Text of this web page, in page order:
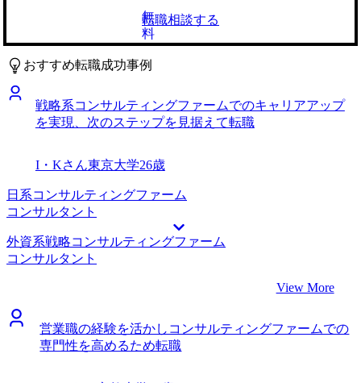
く、豊富な経験に裏打ちされたプロフェッショナルとしての
アプローチを学びたいと考えました Myvision含め2社と話し
ました。大手エージェントとも話しましたが、求人紹介いた
だいてい以降は面談はなく、あまり親身に対応してくれなか
ったためMyVisionに決めました。 自身のキャリア観の整
理・言語化から始まり、それに即したファームを提案くださ
ったことと、ファームの特徴を踏まえた丁寧な選考対策を行
ってくれたこと、の2点です そもそもの描きたいキャリアの
積めるファームの紹介、ファームの特徴を踏まえた面接対
た ・江原さんとの面談を通じて、自身が描きたいキャリ
ア、キャリアを実現でき得る会社、その会社への合格に生か
せるこれまでの経験、の3つを同時に考え、自分にとっても
納得感のある転職のストーリーをつくれたことに感謝してい
ます あるファームで転職理由を話したところ、現職の環境
とがありました。 自分の中に良い環境で育ててもらうとい
う意識があったことを自覚し、それからは、学びたい、とい
う伝え方よりも、更に高い付加価値を発揮できる人材となる
ために挑戦したい、という前向きな伝え方を心掛けました
無
料
転職相談する
おすすめ転職成功事例
戦略系コンサルティングファームでのキャリアアップ
を実現、次のステップを見据えて転職
I・Kさん東京大学26歳
日系コンサルティングファーム
コンサルタント
外資系戦略コンサルティングファーム
コンサルタント
View More
営業職の経験を活かしコンサルティングファームでの
専門性を高めるため転職